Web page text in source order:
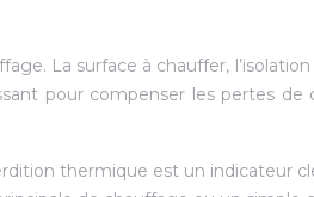
La surface à chauffer,
pour compenser les pertes
thermique est un indicateur